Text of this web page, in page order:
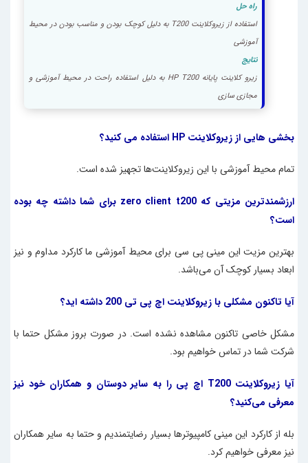
راه حل
استفاده از زیروکلاینت T200 به دلیل کوچک بودن و مناسب بودن در محیط
آموزشی
نتایج
زیرو کلاینت پایانه HP T200 به دلیل استفاده راحت در محیط آموزشی و
مجازی سازی
بخشی هایی از زیروکلاینت HP استفاده می کنید؟
تمام محیط آموزشی با این زیرو‌کلاینت‌ها تجهیز شده است.
ارزشمندترین مزیتی که zero client t200 برای شما داشته چه بوده
است؟
بهترین مزیت این مینی پی سی برای محیط آموزشی ما کارکرد مداوم و نیز
ابعاد بسیار کوچک آن می‌باشد.
آیا تاکنون مشکلی با زیروکلاینت اچ پی تی 200 داشته اید؟
مشکل خاصی تا‌کنون مشاهده نشده است. در صورت بروز مشکل حتما با
شرکت شما در تماس خواهیم بود.
آیا زیروکلاینت T200 اچ پی را به سایر دوستان و همکاران خود نیز
معرفی می‌کنید؟
بله از کارکرد این مینی کامپیوترها بسیار رضایتمندیم و حتما به سایر همکاران
نیز معرفی خواهیم کرد.